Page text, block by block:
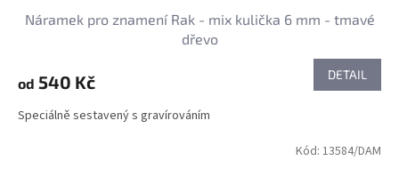
Náramek pro znamení Rak - mix kulička 6 mm - tmavé
dřevo
od 540 Kč DETAIL
Speciálně sestavený s gravírováním
Kód: 13584/DAM